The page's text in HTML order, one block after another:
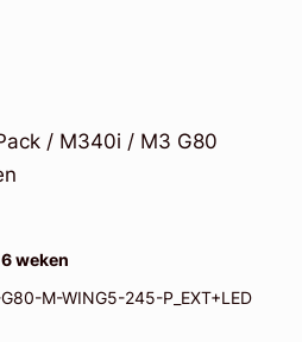
/ M340i / M3 G80
weken
M-WING5-245-P_EXT+LED